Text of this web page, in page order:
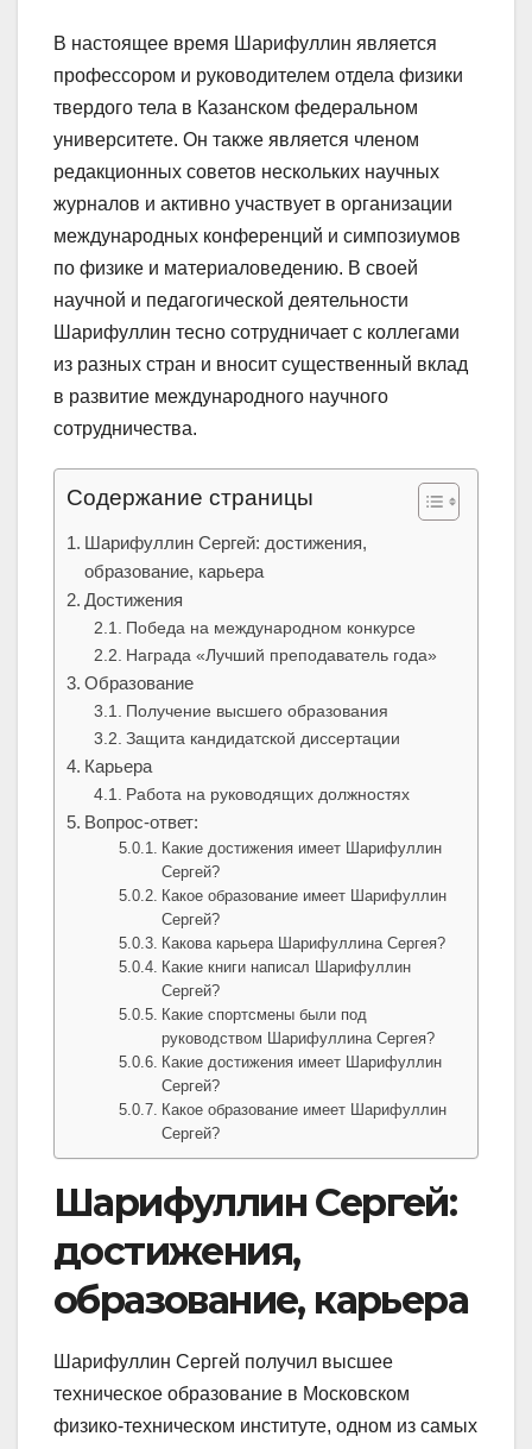
В настоящее время Шарифуллин является
профессором и руководителем отдела физики
твердого тела в Казанском федеральном
университете. Он также является членом
редакционных советов нескольких научных
журналов и активно участвует в организации
международных конференций и симпозиумов
по физике и материаловедению. В своей
научной и педагогической деятельности
Шарифуллин тесно сотрудничает с коллегами
из разных стран и вносит существенный вклад
в развитие международного научного
сотрудничества.
Содержание страницы
Шарифуллин Сергей: достижения,
образование, карьера
Достижения
Победа на международном конкурсе
Награда «Лучший преподаватель года»
Образование
Получение высшего образования
Защита кандидатской диссертации
Карьера
Работа на руководящих должностях
Вопрос-ответ:
Какие достижения имеет Шарифуллин
Сергей?
Какое образование имеет Шарифуллин
Сергей?
Какова карьера Шарифуллина Сергея?
Какие книги написал Шарифуллин
Сергей?
Какие спортсмены были под
руководством Шарифуллина Сергея?
Какие достижения имеет Шарифуллин
Сергей?
Какое образование имеет Шарифуллин
Сергей?
Шарифуллин Сергей:
достижения,
образование, карьера
Шарифуллин Сергей получил высшее
техническое образование в Московском
физико-техническом институте, одном из самых